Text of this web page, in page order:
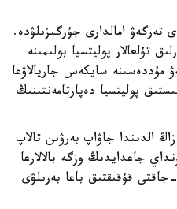
تەرگەۋ امالدارى جۇرگىزىلۋدە.
تۇلعالار پوليتسيا بولىمىنە
مۇددەسىنە سايكەس جاريالاۋعا
پوليتسيا دەپارتامەنتىنىڭ
الدىندا جاۋاپ بەرۋىن تالاپ
جاعدايدىڭ وزگە بالالارعا
قۇقىقتىق باعا بەرىلۋى